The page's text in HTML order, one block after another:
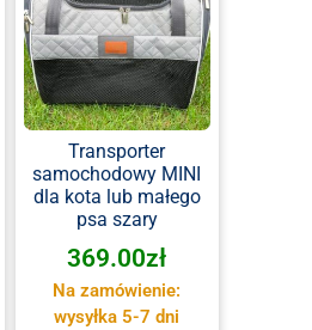
Transporter
samochodowy MINI
dla kota lub małego
psa szary
369.00zł
Na zamówienie:
wysyłka 5-7 dni